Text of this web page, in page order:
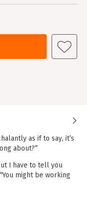
as if to say, it’s
about?”
I have to tell you
might be working